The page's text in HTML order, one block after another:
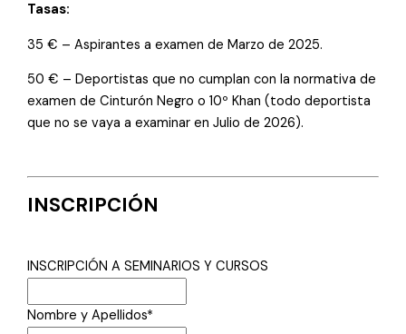
Tasas:
35 € – Aspirantes a examen de Marzo de 2025.
50 € – Deportistas que no cumplan con la normativa de
examen de Cinturón Negro o 10º Khan (todo deportista
que no se vaya a examinar en Julio de 2026).
INSCRIPCIÓN
INSCRIPCIÓN A SEMINARIOS Y CURSOS
Nombre y Apellidos*